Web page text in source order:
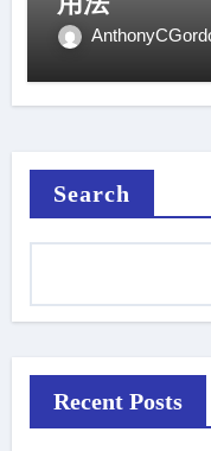
Search
Recent Posts